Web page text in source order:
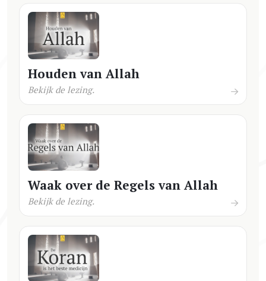
Houden van Allah
Bekijk de lezing.
Waak over de Regels van Allah
Bekijk de lezing.